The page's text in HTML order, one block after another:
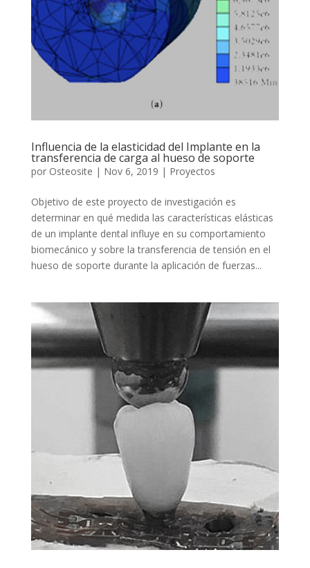
Influencia de la elasticidad del Implante en la
transferencia de carga al hueso de soporte
por Osteosite | Nov 6, 2019 | Proyectos
Objetivo de este proyecto de investigación es
determinar en qué medida las características elásticas
de un implante dental influye en su comportamiento
biomecánico y sobre la transferencia de tensión en el
hueso de soporte durante la aplicación de fuerzas...